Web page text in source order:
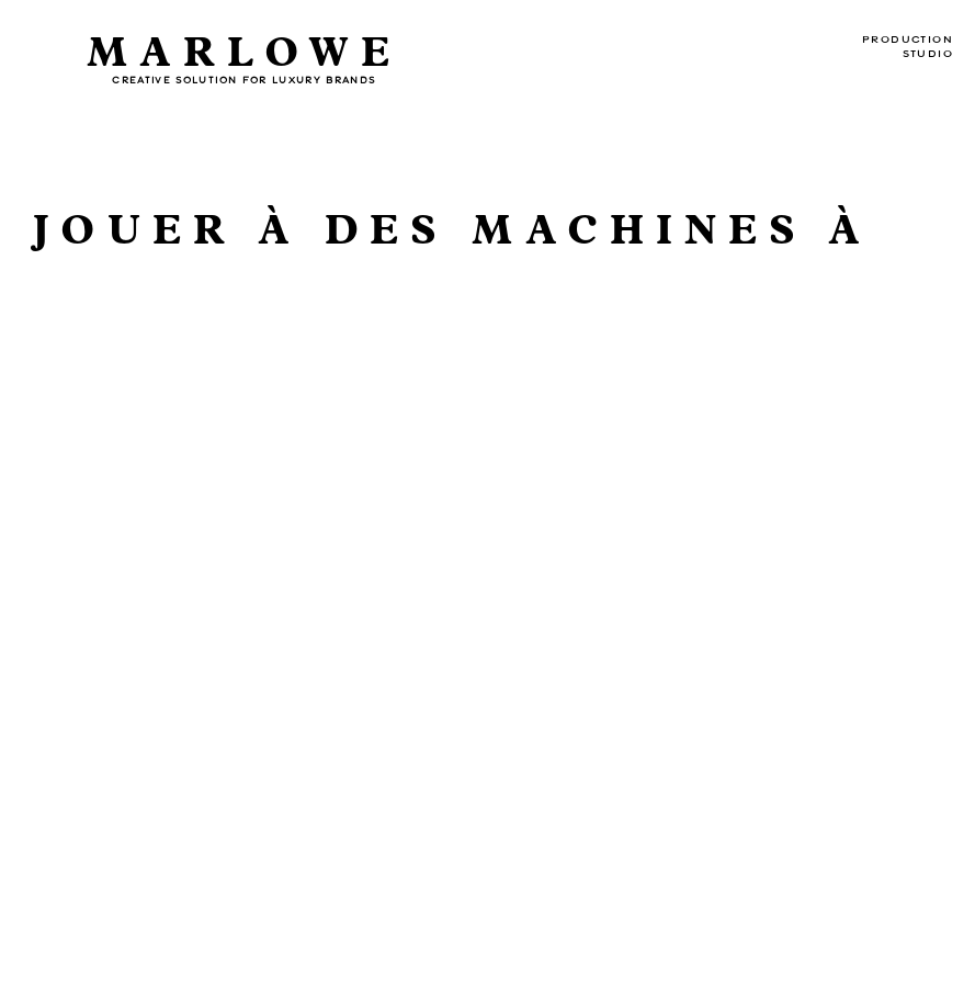
MARLOWE
CREATIVE SOLUTION FOR LUXURY BRANDS
PRODUCTION
STUDIO
JOUER À DES MACHINES À